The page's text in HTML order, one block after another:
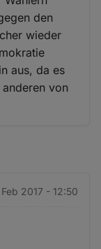
den
wieder
aus, da es
von
Feb 2017 - 12:50